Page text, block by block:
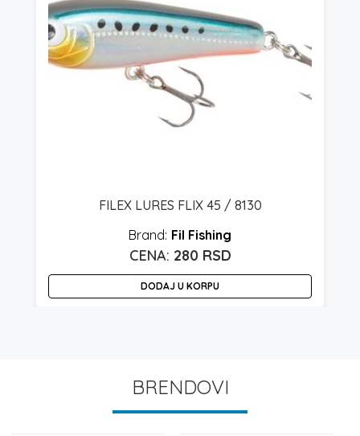
FILEX LURES FLIX 45 / 8130
Fil Fishing
280 RSD
DODAJ U KORPU
BRENDOVI